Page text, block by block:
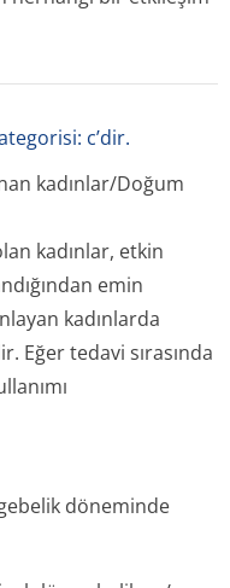
c’dir.
kadınlar/Doğum
kadınlar, etkin
emin
kadınlarda
Eğer tedavi sırasında
döneminde